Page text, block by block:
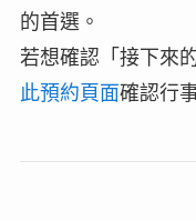
的首選。
若想確認「接下來
此預約頁面確認行